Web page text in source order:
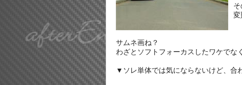
変
サムネ画ね？
わざとソフトフォーカスしたワケでな
▼ソレ単体では気にならないけど、合